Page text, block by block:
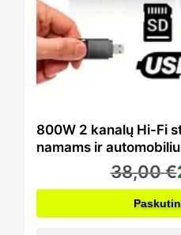
800W 2 kanalų Hi-Fi
namams ir
38,00€